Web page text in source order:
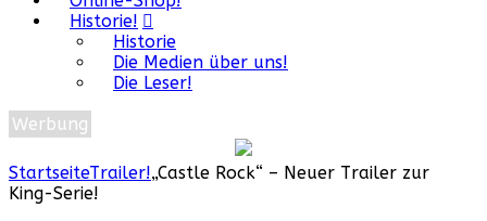
Historie!
Historie
Die Medien über uns!
Die Leser!
Werbung
StartseiteTrailer!„Castle Rock“ – Neuer Trailer zur
King-Serie!